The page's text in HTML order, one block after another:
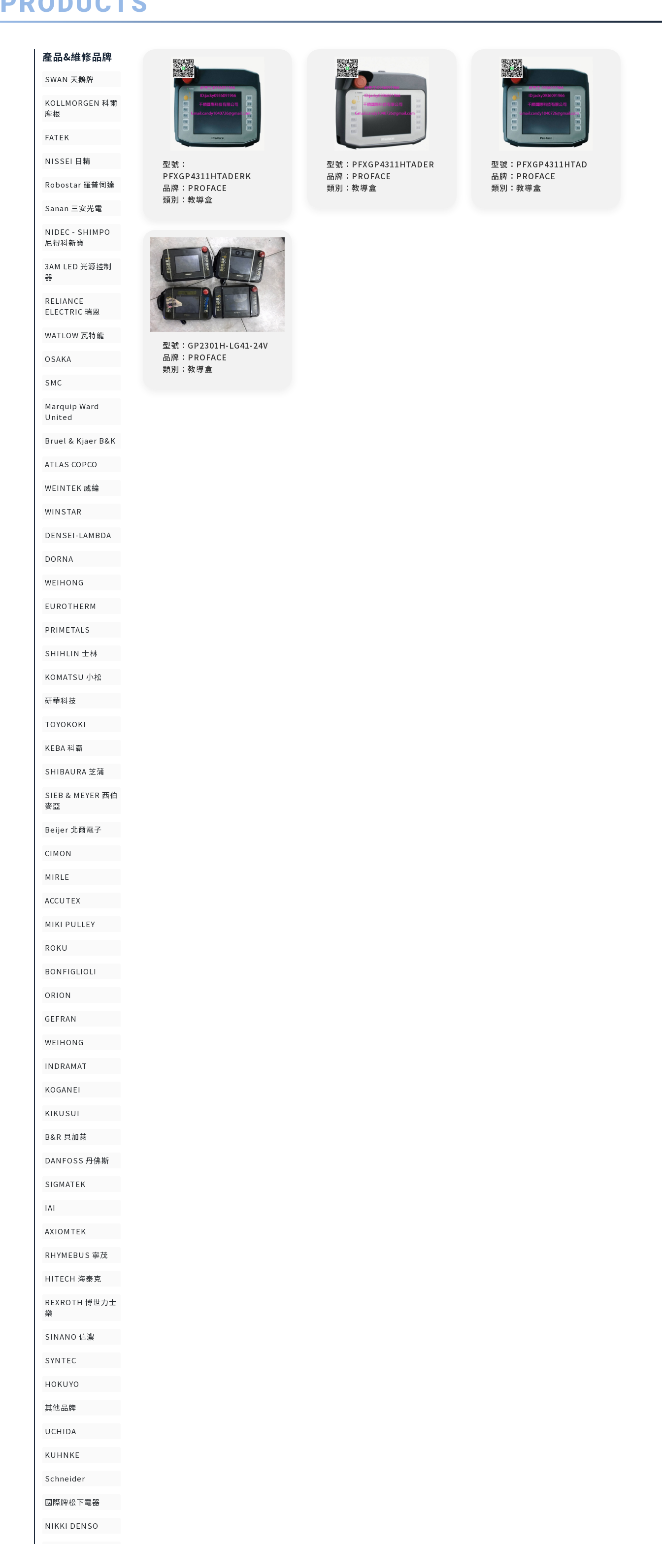
產品&維修品牌
SWAN 天鵝牌
KOLLMORGEN 科爾
摩根
FATEK
NISSEI 日精
Robostar 羅普伺達
Sanan 三安光電
NIDEC - SHIMPO
尼得科新寶
3AM LED 光源控制
器
RELIANCE
ELECTRIC 瑞恩
WATLOW 瓦特龍
OSAKA
SMC
Marquip Ward
United
Bruel & Kjaer B&K
ATLAS COPCO
WEINTEK 威綸
WINSTAR
DENSEI-LAMBDA
DORNA
WEIHONG
EUROTHERM
PRIMETALS
SHIHLIN 士林
KOMATSU 小松
研華科技
TOYOKOKI
KEBA 科霸
SHIBAURA 芝蒲
SIEB & MEYER 西伯
麥亞
Beijer 北爾電子
CIMON
MIRLE
ACCUTEX
MIKI PULLEY
ROKU
BONFIGLIOLI
ORION
GEFRAN
WEIHONG
INDRAMAT
KOGANEI
KIKUSUI
B&R 貝加萊
DANFOSS 丹佛斯
SIGMATEK
IAI
AXIOMTEK
RHYMEBUS 寧茂
HITECH 海泰克
REXROTH 博世力士
樂
SINANO 信濃
SYNTEC
HOKUYO
其他品牌
UCHIDA
KUHNKE
Schneider
國際牌松下電器
NIKKI DENSO
型號：
PFXGP4311HTADERK
品牌：PROFACE
類別：教導盒
型號：PFXGP4311HTADER
品牌：PROFACE
類別：教導盒
型號：PFXGP4311HTAD
品牌：PROFACE
類別：教導盒
型號：GP2301H-LG41-24V
品牌：PROFACE
類別：教導盒